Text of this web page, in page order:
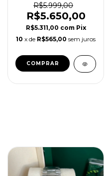
Azul Super Clone
R$5.999,00
R$5.650,00
R$5.311,00 com Pix
10 x de R$565,00 sem juros